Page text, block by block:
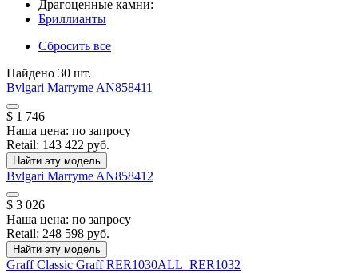
Драгоценные камни:
Бриллианты
Сбросить все
Найдено 30 шт.
Bvlgari Marryme AN858411
$ 1 746
Наша цена: по запросу
Retail: 143 422 руб.
Найти эту модель
Bvlgari Marryme AN858412
$ 3 026
Наша цена: по запросу
Retail: 248 598 руб.
Найти эту модель
GraffClassic GraffRER1030ALL_RER1032